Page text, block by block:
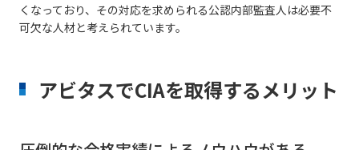
くなっており、その対応を求められる公認内部監査人は必要不
可欠な人材と考えられています。
アビタスでCIAを取得するメリット